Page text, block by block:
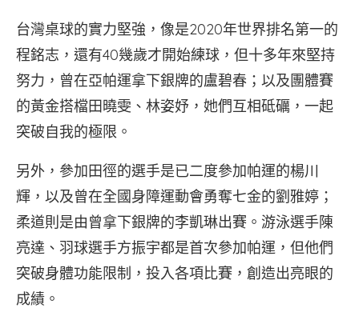
台灣桌球的實力堅強，像是2020年世界排名第一的
程銘志，還有40幾歲才開始練球，但十多年來堅持
努力，曾在亞帕運拿下銀牌的盧碧春；以及團體賽
的黃金搭檔田曉雯、林姿妤，她們互相砥礪，一起
突破自我的極限。
另外，參加田徑的選手是已二度參加帕運的楊川
輝，以及曾在全國身障運動會勇奪七金的劉雅婷；
柔道則是由曾拿下銀牌的李凱琳出賽。游泳選手陳
亮達、羽球選手方振宇都是首次參加帕運，但他們
突破身體功能限制，投入各項比賽，創造出亮眼的
成績。